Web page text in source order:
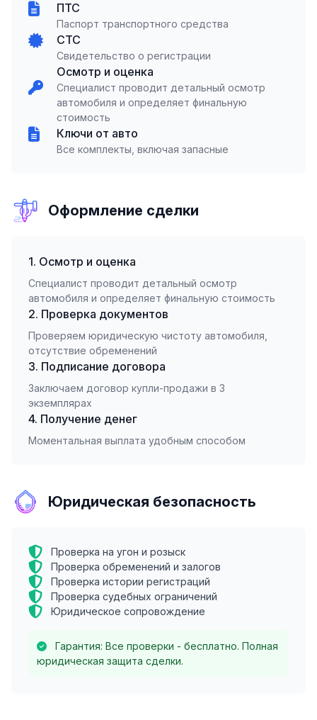
ПТС
Паспорт транспортного средства
СТС
Свидетельство о регистрации
Осмотр и оценка
Специалист проводит детальный осмотр
автомобиля и определяет финальную
стоимость
Ключи от авто
Все комплекты, включая запасные
Оформление сделки
1. Осмотр и оценка
Специалист проводит детальный осмотр
автомобиля и определяет финальную стоимость
2. Проверка документов
Проверяем юридическую чистоту автомобиля,
отсутствие обременений
3. Подписание договора
Заключаем договор купли-продажи в 3
экземплярах
4. Получение денег
Моментальная выплата удобным способом
Юридическая безопасность
Проверка на угон и розыск
Проверка обременений и залогов
Проверка истории регистраций
Проверка судебных ограничений
Юридическое сопровождение
Гарантия: Все проверки - бесплатно. Полная
юридическая защита сделки.